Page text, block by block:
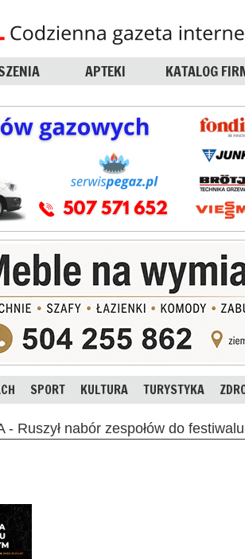
APTEKI KATALOG
SPORT KULTURA TURYSTYKA
Ruszył nabór zespołów do